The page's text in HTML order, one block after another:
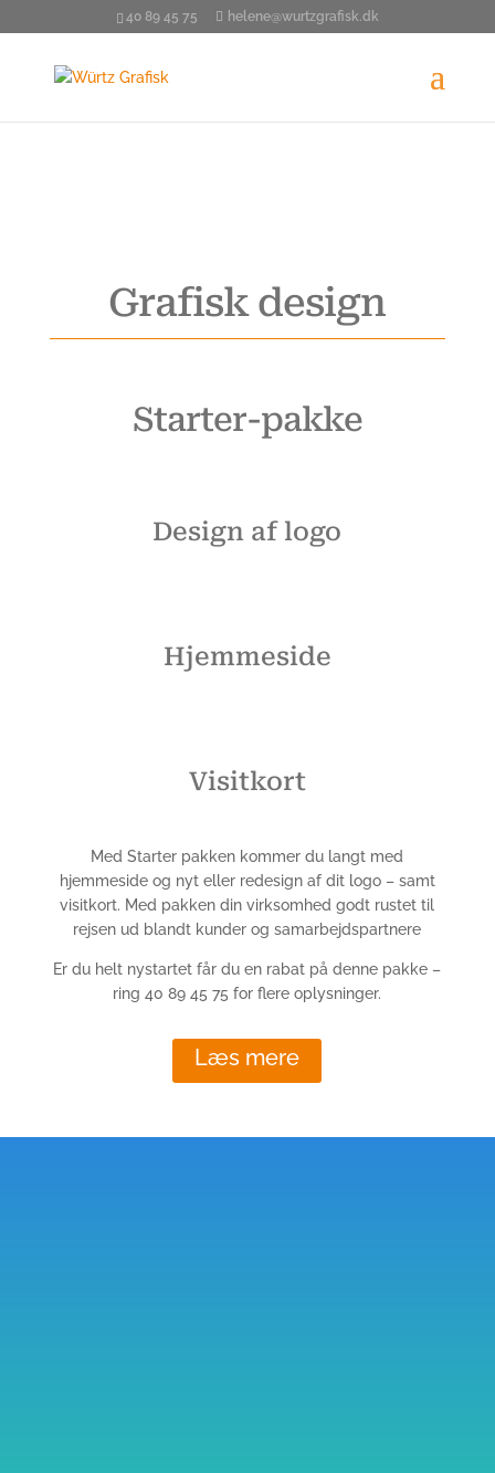
40 89 45 75 helene@wurtzgrafisk.dk
Grafisk design
Starter-pakke
Design af logo
Hjemmeside
Visitkort
Med Starter pakken kommer du langt med
hjemmeside og nyt eller redesign af dit logo – samt
visitkort. Med pakken din virksomhed godt rustet til
rejsen ud blandt kunder og samarbejdspartnere
Er du helt nystartet får du en rabat på denne pakke –
ring 40 89 45 75 for flere oplysninger.
Læs mere